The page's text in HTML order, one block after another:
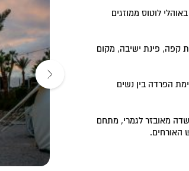
באוהלי לוטוס ממוזגים
קפה, פינת ישיבה, מקום
הפרדה בין נשים
מאובזר לגמרי, מתחם
האורחים.